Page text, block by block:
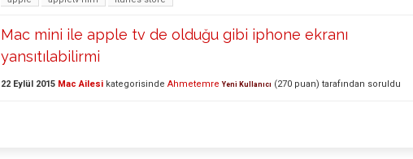
Mac mini ile apple tv de olduğu gibi iphone ekranı
yansıtılabilirmi
22 Eylül 2015 Mac Ailesi kategorisinde Ahmetemre Yeni Kullanıcı (270 puan) tarafından soruldu